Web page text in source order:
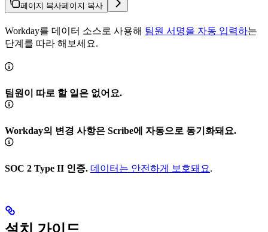
페이지 복사페이지 복사
Workday를 데이터 소스로 사용해 팀원 서명을 자동 입력하는
단계를 따라 해보세요.
팀원이 따로 할 일은 없어요.
Workday의 변경 사항은 Scribe에 자동으로 동기화돼요.
SOC 2 Type II 인증. 데이터는 안전하게 보호돼요.
설치 가이드